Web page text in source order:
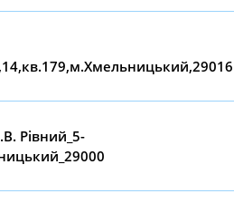
Рівний_5-